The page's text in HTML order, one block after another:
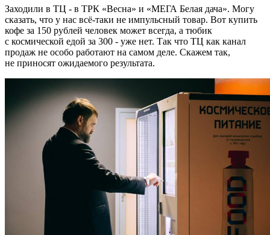
Заходили в ТЦ - в ТРК «Весна» и «МЕГА Белая дача». Могу
сказать, что у нас всё-таки не импульсный товар. Вот купить
кофе за 150 рублей человек может всегда, а тюбик
с космической едой за 300 - уже нет. Так что ТЦ как канал
продаж не особо работают на самом деле. Скажем так,
не приносят ожидаемого результата.